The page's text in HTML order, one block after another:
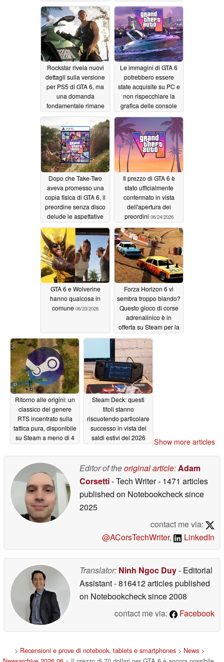
06/26/2026
Rockstar rivela nuovi
dettagli sulla versione
per PS5 di GTA 6, ma
una domanda
fondamentale rimane
06/25/2026
Le immagini di GTA 6
potrebbero essere
state acquisite su PC e
non rispecchiare la
grafica delle console
06/25/2026
Dopo che Take-Two
aveva promesso una
copia fisica di GTA 6, il
preordine senza disco
delude le aspettative
06/25/2026
Il prezzo di GTA 6 è
stato ufficialmente
confermato in vista
dell'apertura dei
preordini 06/24/2026
GTA 6 e Wolverine
hanno qualcosa in
comune 06/23/2026
Forza Horizon 6 vi
sembra troppo blando?
Questo gioco di corse
adrenalinico è in
offerta su Steam per la
dollari invece di 30
06/22/2026
Ritorno alle origini: un
classico del genere
RTS incentrato sulla
tattica pura, disponibile
su Steam a meno di 4
Steam Deck: questi
titoli stanno
riscuotendo particolare
successo in vista dei
saldi estivi del 2026
Show more articles
Editor of theoriginal article:Adam
Corsetti- Tech Writer- 1471 articles
published on Notebookchecksince
2025
contact me via:
@ACorsTechWriter, LinkedIn
Translator: Ninh Ngoc Duy- Editorial
Assistant- 816412 articles published
on Notebookchecksince 2008
contact me via:
Facebook
> Recensioni e prove di notebook, tablets e smartphones > News >